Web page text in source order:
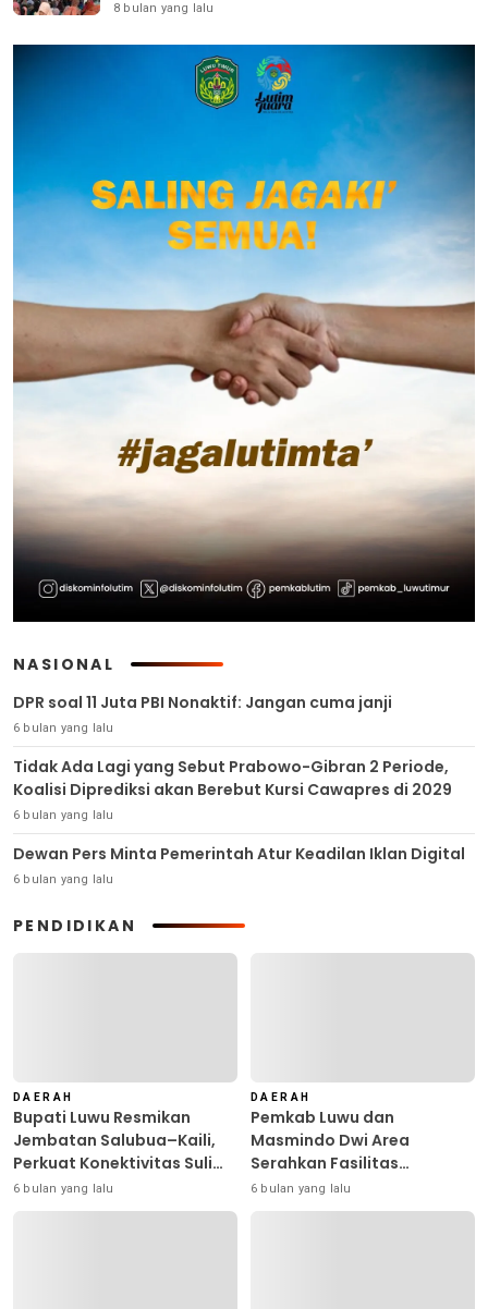
8 bulan yang lalu
NASIONAL
DPR soal 11 Juta PBI Nonaktif: Jangan cuma janji
6 bulan yang lalu
Tidak Ada Lagi yang Sebut Prabowo-Gibran 2 Periode,
Koalisi Diprediksi akan Berebut Kursi Cawapres di 2029
6 bulan yang lalu
Dewan Pers Minta Pemerintah Atur Keadilan Iklan Digital
6 bulan yang lalu
PENDIDIKAN
DAERAH
Bupati Luwu Resmikan
Jembatan Salubua–Kaili,
Perkuat Konektivitas Suli
Barat
6 bulan yang lalu
DAERAH
Pemkab Luwu dan
Masmindo Dwi Area
Serahkan Fasilitas
Pengolahan Nilam: Perkuat
Usaha dan Peluang Kerja
6 bulan yang lalu